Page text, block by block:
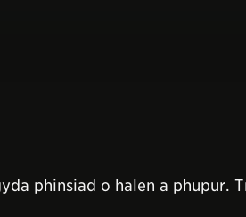
phinsiad o halen a phupur.